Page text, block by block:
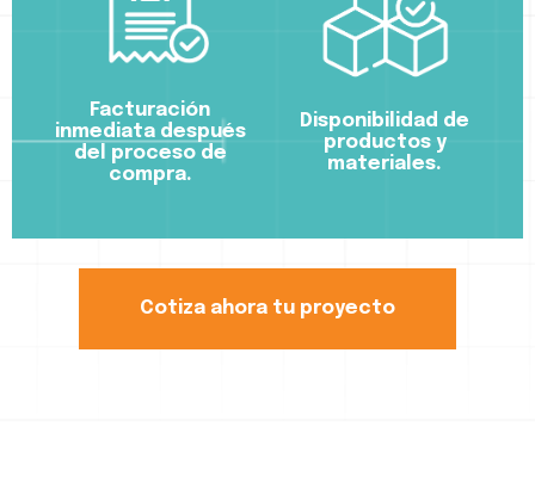
Facturación
inmediata después
del proceso de
compra.
Disponibilidad de
productos y
materiales.
Cotiza ahora tu proyecto